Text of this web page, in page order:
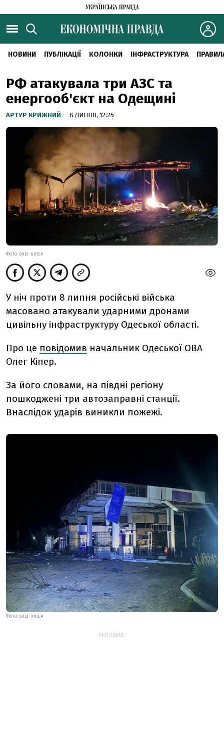
НОВИНИ ПУБЛІКАЦІЇ КОЛОНКИ ІНФРАСТРУКТУРА
РФ атакувала три АЗС та
енергооб'єкт на Одещині
АРТУР КРИЖНИЙ — 8 ЛИПНЯ, 12:25
ФОТО: ОЛЕГ КІПЕР
У ніч проти 8 липня російські війська
масовано атакували ударними дронами
цивільну інфраструктуру Одеської області.
Про це повідомив начальник Одеської ОВА
Олег Кіпер.
За його словами, на півдні регіону
пошкоджені три автозаправні станції.
Внаслідок ударів виникли пожежі.
ФОТО: ОЛЕГ КІПЕР
РЕКЛАМА: